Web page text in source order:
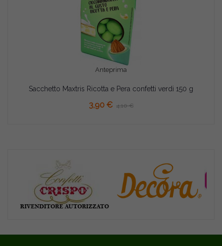
Anteprima
Sacchetto Maxtris Ricotta e Pera confetti verdi 150 g
3,90 € 4,10 €